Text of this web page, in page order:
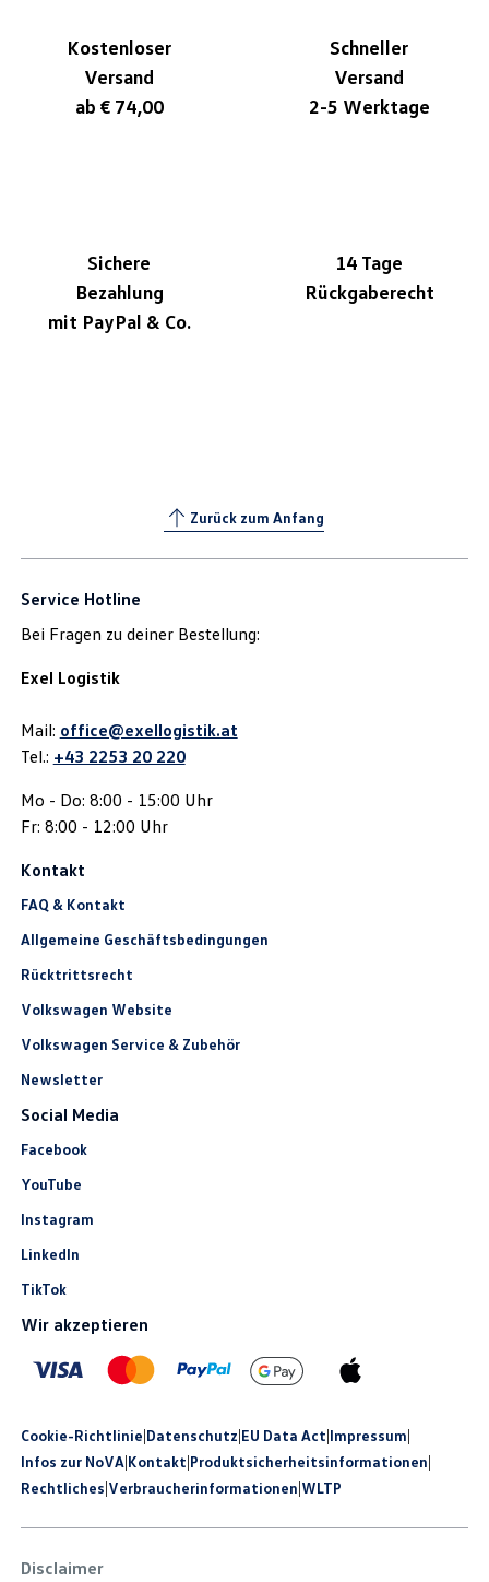
Kostenloser
Versand
ab € 74,00
Schneller
Versand
2-5 Werktage
Sichere
Bezahlung
mit PayPal & Co.
14 Tage
Rückgaberecht
Zurück zum Anfang
Service Hotline
Bei Fragen zu deiner Bestellung:
Exel Logistik
Mail: office@exellogistik.at
Tel.: +43 2253 20 220
Mo - Do: 8:00 - 15:00 Uhr
Fr: 8:00 - 12:00 Uhr
Kontakt
FAQ & Kontakt
Allgemeine Geschäftsbedingungen
Rücktrittsrecht
Volkswagen Website
Volkswagen Service & Zubehör
Newsletter
Social Media
Facebook
YouTube
Instagram
LinkedIn
TikTok
Wir akzeptieren
Cookie-Richtlinie|Datenschutz|EU Data Act|Impressum|
Infos zur NoVA|Kontakt|Produkt­sicherheits­informationen|
Rechtliches|Verbraucherinformationen|WLTP
Disclaimer